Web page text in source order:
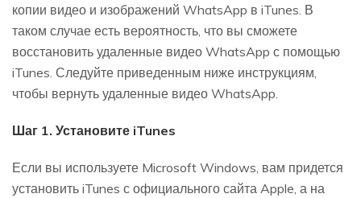
копии видео и изображений WhatsApp в iTunes. В
таком случае есть вероятность, что вы сможете
восстановить удаленные видео WhatsApp с помощью
iTunes. Следуйте приведенным ниже инструкциям,
чтобы вернуть удаленные видео WhatsApp.
Шаг 1. Установите iTunes
Если вы используете Microsoft Windows, вам придется
установить iTunes с официального сайта Apple, а на